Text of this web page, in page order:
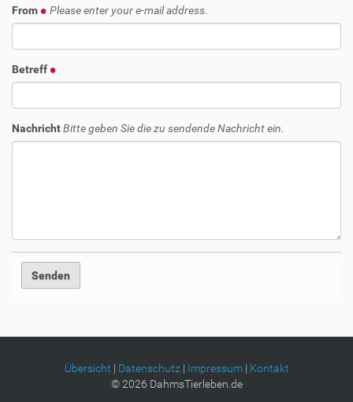
From Please enter your e-mail address.
Betreff
NachrichtBitte geben Sie die zu sendende Nachricht ein.
Übersicht | Datenschutz| Impressum| Kontakt
©2026 DahmsTierleben.de